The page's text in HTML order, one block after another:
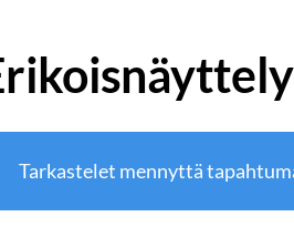
Tarkastelet mennyttä